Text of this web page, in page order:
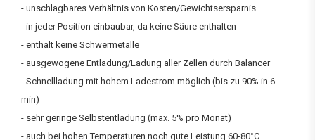
- unschlagbares Verhältnis von Kosten/Gewichtsersparnis
- in jeder Position einbaubar, da keine Säure enthalten
- enthält keine Schwermetalle
- ausgewogene Entladung/Ladung aller Zellen durch Balancer
- Schnellladung mit hohem Ladestrom möglich (bis zu 90% in 6
min)
- sehr geringe Selbstentladung (max. 5% pro Monat)
- auch bei hohen Temperaturen noch gute Leistung 60-80°C